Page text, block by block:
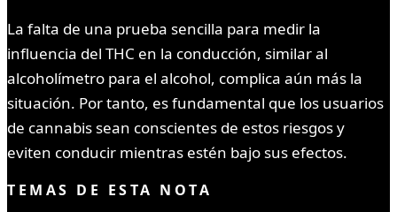
La falta de una prueba sencilla para medir la
influencia del THC en la conducción, similar al
alcoholímetro para el alcohol, complica aún más la
situación. Por tanto, es fundamental que los usuarios
de cannabis sean conscientes de estos riesgos y
eviten conducir mientras estén bajo sus efectos.
TEMAS DE ESTA NOTA